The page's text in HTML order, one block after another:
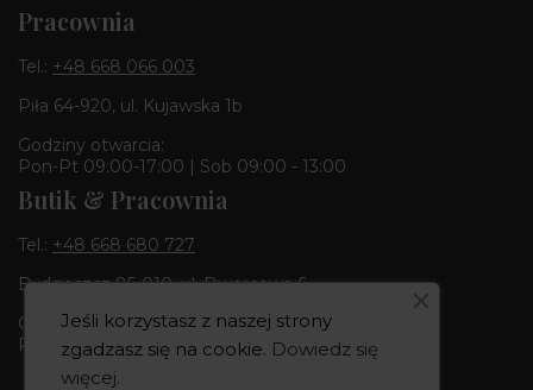
Pracownia
Tel.: +48 668 066 003
Piła 64-920, ul. Kujawska 1b
Godziny otwarcia:
Pon-Pt 09:00-17:00 | Sob 09:00 - 13:00
Butik & Pracownia
Tel.: +48 668 680 727
Bydgoszcz 85-010, ul. Dworcowa 6
Godziny otwarcia:
Pon-Pt 10:00-18:00 | Sob 10:00 - 14:00
Jeśli korzystasz z naszej strony
zgadzasz się na cookie. Dowiedz się
więcej.